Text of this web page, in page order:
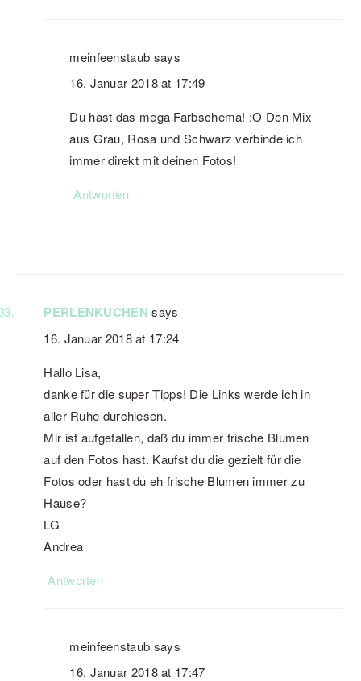
meinfeenstaub says
16. Januar 2018 at 17:49
Du hast das mega Farbschema! :O Den Mix
aus Grau, Rosa und Schwarz verbinde ich
immer direkt mit deinen Fotos!
Antworten
PERLENKUCHEN says
16. Januar 2018 at 17:24
Hallo Lisa,
danke für die super Tipps! Die Links werde ich in
aller Ruhe durchlesen.
Mir ist aufgefallen, daß du immer frische Blumen
auf den Fotos hast. Kaufst du die gezielt für die
Fotos oder hast du eh frische Blumen immer zu
Hause?
LG
Andrea
Antworten
meinfeenstaub says
16. Januar 2018 at 17:47